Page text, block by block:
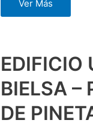
Ver Más
EDIFICIO
BIELSA –
DE